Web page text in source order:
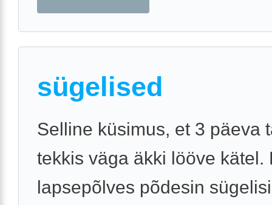
sügelised
Selline küsimus, et 3 päeva
tekkis väga äkki lööve kätel.
lapsepõlves põdesin